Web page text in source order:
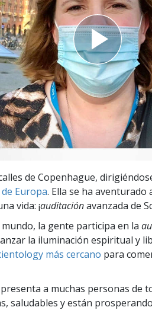
de Copenhague,
Europa. Ella se ha aventurado
vida: ¡auditaciónavanzada de
la gente participa en la
la iluminación espiritual y
más cercano para
presenta a muchas personas de
saludables y están